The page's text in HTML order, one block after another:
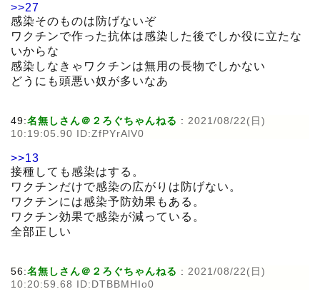
>>27
感染そのものは防げないぞ
ワクチンで作った抗体は感染した後でしか役に立たな
いからな
感染しなきゃワクチンは無用の長物でしかない
どうにも頭悪い奴が多いなあ
49:名無しさん＠２ろぐちゃんねる : 2021/08/22(日)
10:19:05.90 ID:ZfPYrAlV0
>>13
接種しても感染はする。
ワクチンだけで感染の広がりは防げない。
ワクチンには感染予防効果もある。
ワクチン効果で感染が減っている。
全部正しい
56:名無しさん＠２ろぐちゃんねる : 2021/08/22(日)
10:20:59.68 ID:DTBBMHIo0